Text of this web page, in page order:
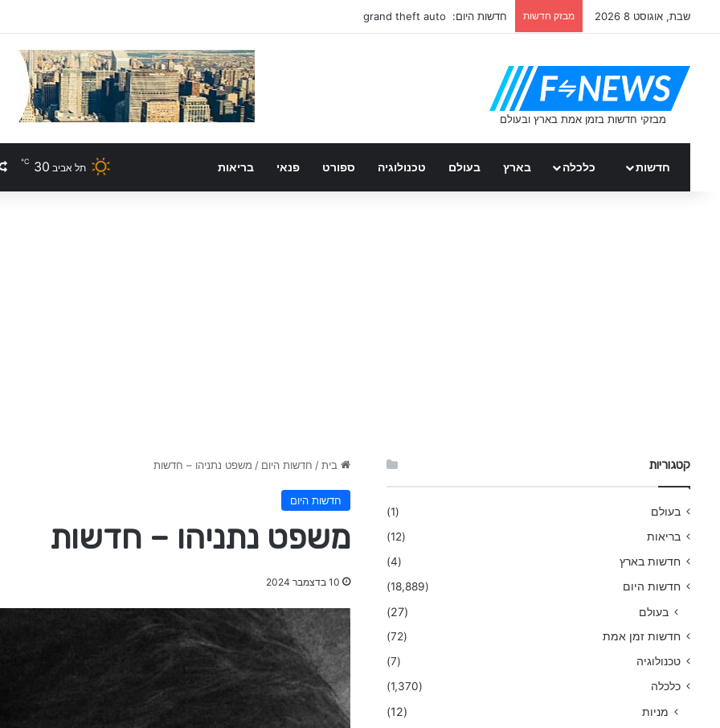
שבת, אוגוסט 8 2026 מבזק חדשות חדשות היום: grand theft auto
חדשות כלכלה בארץ בעולם טכנולוגיה ספורט פנאי בריאות תל אביב 30
℃
בית / חדשות היום / משפט נתניהו – חדשות
חדשות היום
משפט נתניהו – חדשות
10 בדצמבר 2024
קטגוריות
בעולם
(1)
בריאות
(12)
חדשות בארץ
(4)
חדשות היום
(18,889)
בעולם (27)
חדשות זמן אמת
(72)
טכנולוגיה
(7)
כלכלה
(1,370)
מניות (12)